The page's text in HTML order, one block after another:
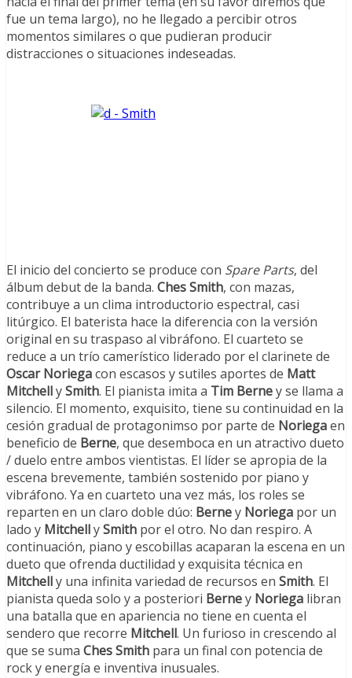
fue un tema largo), no he llegado a percibir otros
momentos similares o que pudieran producir
distracciones o situaciones indeseadas.
El inicio del concierto se produce con Spare Parts, del
álbum debut de la banda. Ches Smith, con mazas,
contribuye a un clima introductorio espectral, casi
litúrgico. El baterista hace la diferencia con la versión
original en su traspaso al vibráfono. El cuarteto se
reduce a un trío camerístico liderado por el clarinete de
Oscar Noriegacon escasos y sutiles aportes de Matt
MitchellySmith. El pianista imita a Tim Berney se llama a
silencio. El momento, exquisito, tiene su continuidad en la
cesión gradual de protagonimso por parte de Noriegaen
beneficio de Berne, que desemboca en un atractivo dueto
/ duelo entre ambos vientistas. El líder se apropia de la
escena brevemente, también sostenido por piano y
vibráfono. Ya en cuarteto una vez más, los roles se
reparten en un claro doble dúo: Berney Noriega por un
lado y MitchellySmith por el otro. No dan respiro. A
continuación, piano y escobillas acaparan la escena en un
dueto que ofrenda ductilidad y exquisita técnica en
Mitchelly una infinita variedad de recursos en Smith. El
pianista queda solo y a posteriori Berney Noriega libran
una batalla que en apariencia no tiene en cuenta el
sendero que recorre Mitchell. Un furioso in crescendo al
que se suma Ches Smith para un final con potencia de
rock y energía e inventiva inusuales.